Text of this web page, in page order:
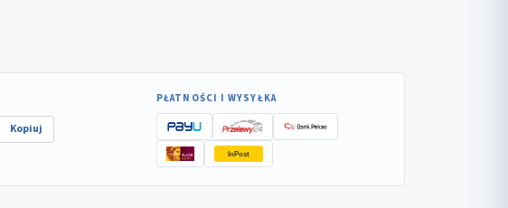
Kopiuj
PŁATNOŚCI I WYSYŁKA
InPost